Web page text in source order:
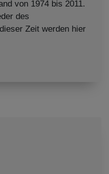
von 1974 bis 2011.
des
Zeit werden hier